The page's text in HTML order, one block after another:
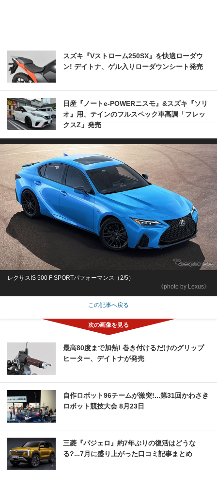
スズキ『Vストローム250SX』を快適ローダウ
ン! デイトナ、ゲル入りローダウンシート発売
日産『ノートe-POWERニスモ』&スズキ『ソリ
オ』用、テインのフルスペック車高調「フレッ
クスZ」発売
《photo by Lexus》
レクサスIS 500 F SPORTパフォーマンス（2/5）
この記事へ戻る
最高80度まで加熱! 巻き付けるだけのグリップ
ヒーター、デイトナが発売
自作ロボット96チームが激突!...第31回かわさき
ロボット競技大会 8月23日
三菱『パジェロ』約7年ぶりの復活はどうな
る?...7月に盛り上がった口コミ記事まとめ